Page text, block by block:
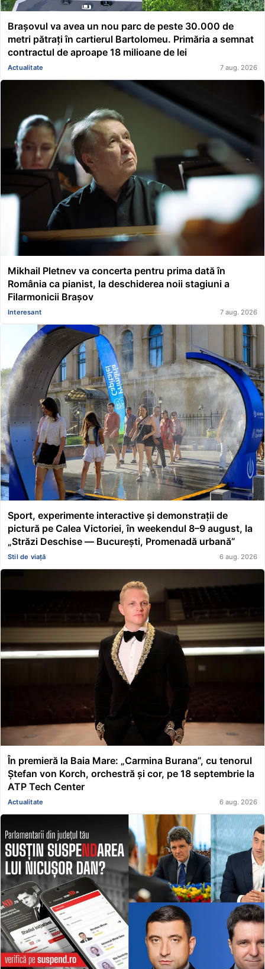
Brașovul va avea un nou parc de peste 30.000 de
metri pătrați în cartierul Bartolomeu. Primăria a semnat
contractul de aproape 18 milioane de lei
Actualitate 7 aug. 2026
Mikhail Pletnev va concerta pentru prima dată în
România ca pianist, la deschiderea noii stagiuni a
Filarmonicii Brașov
Interesant 7 aug. 2026
Sport, experimente interactive și demonstrații de
pictură pe Calea Victoriei, în weekendul 8–9 august, la
„Străzi Deschise — București, Promenadă urbană”
Stil de viață 6 aug. 2026
În premieră la Baia Mare: „Carmina Burana”, cu tenorul
Ștefan von Korch, orchestră și cor, pe 18 septembrie la
ATP Tech Center
Actualitate 6 aug. 2026